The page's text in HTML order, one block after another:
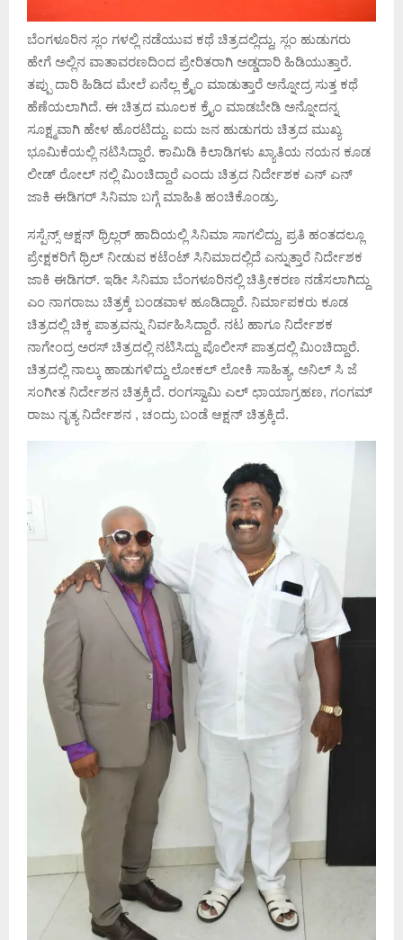
ಬೆಂಗಳೂರಿನ ಸ್ಲಂ ಗಳಲ್ಲಿ ನಡೆಯುವ ಕಥೆ ಚಿತ್ರದಲ್ಲಿದ್ದು, ಸ್ಲಂ ಹುಡುಗರು
ಹೇಗೆ ಅಲ್ಲಿನ ವಾತಾವರಣದಿಂದ ಪ್ರೇರಿತರಾಗಿ ಅಡ್ಡದಾರಿ ಹಿಡಿಯುತ್ತಾರೆ.
ತಪ್ಪು ದಾರಿ ಹಿಡಿದ ಮೇಲೆ ಏನೆಲ್ಲ ಕ್ರೈಂ ಮಾಡುತ್ತಾರೆ ಅನ್ನೋದ್ರ ಸುತ್ತ ಕಥೆ
ಹೆಣೆಯಲಾಗಿದೆ. ಈ ಚಿತ್ರದ ಮೂಲಕ ಕ್ರೈಂ ಮಾಡಬೇಡಿ ಅನ್ನೋದನ್ನ
ಸೂಕ್ಷ್ಮವಾಗಿ ಹೇಳ ಹೊರಟಿದ್ದು. ಐದು ಜನ ಹುಡುಗರು ಚಿತ್ರದ ಮುಖ್ಯ
ಭೂಮಿಕೆಯಲ್ಲಿ ನಟಿಸಿದ್ದಾರೆ. ಕಾಮಿಡಿ ಕಿಲಾಡಿಗಳು ಖ್ಯಾತಿಯ ನಯನ ಕೂಡ
ಲೀಡ್ ರೋಲ್ ನಲ್ಲಿ ಮಿಂಚಿದ್ದಾರೆ ಎಂದು ಚಿತ್ರದ ನಿರ್ದೇಶಕ ಎನ್ ಎನ್
ಜಾಕಿ ಈಡಿಗರ್ ಸಿನಿಮಾ ಬಗ್ಗೆ ಮಾಹಿತಿ ಹಂಚಿಕೊಂಡ್ರು.
ಸಸ್ಪೆನ್ಸ್ ಆಕ್ಷನ್ ಥ್ರಿಲ್ಲರ್ ಹಾದಿಯಲ್ಲಿ ಸಿನಿಮಾ ಸಾಗಲಿದ್ದು, ಪ್ರತಿ ಹಂತದಲ್ಲೂ
ಪ್ರೇಕ್ಷಕರಿಗೆ ಥ್ರಿಲ್ ನೀಡುವ ಕಟೆಂಟ್ ಸಿನಿಮಾದಲ್ಲಿದೆ ಎನ್ನುತ್ತಾರೆ ನಿರ್ದೇಶಕ
ಜಾಕಿ ಈಡಿಗರ್. ಇಡೀ ಸಿನಿಮಾ ಬೆಂಗಳೂರಿನಲ್ಲಿ ಚಿತ್ರೀಕರಣ ನಡೆಸಲಾಗಿದ್ದು
ಎಂ ನಾಗರಾಜು ಚಿತ್ರಕ್ಕೆ ಬಂಡವಾಳ ಹೂಡಿದ್ದಾರೆ. ನಿರ್ಮಾಪಕರು ಕೂಡ
ಚಿತ್ರದಲ್ಲಿ ಚಿಕ್ಕ ಪಾತ್ರವನ್ನು ನಿರ್ವಹಿಸಿದ್ದಾರೆ. ನಟ ಹಾಗೂ ನಿರ್ದೇಶಕ
ನಾಗೇಂದ್ರ ಅರಸ್ ಚಿತ್ರದಲ್ಲಿ ನಟಿಸಿದ್ದು ಪೊಲೀಸ್ ಪಾತ್ರದಲ್ಲಿ ಮಿಂಚಿದ್ದಾರೆ.
ಚಿತ್ರದಲ್ಲಿ ನಾಲ್ಕು ಹಾಡುಗಳಿದ್ದು ಲೋಕಲ್ ಲೋಕಿ ಸಾಹಿತ್ಯ, ಅನಿಲ್ ಸಿ ಜೆ
ಸಂಗೀತ ನಿರ್ದೇಶನ ಚಿತ್ರಕ್ಕಿದೆ. ರಂಗಸ್ವಾಮಿ ಎಲ್ ಛಾಯಾಗ್ರಹಣ, ಗಂಗಮ್
ರಾಜು ನೃತ್ಯ ನಿರ್ದೇಶನ , ಚಂದ್ರು ಬಂಡೆ ಆಕ್ಷನ್ ಚಿತ್ರಕ್ಕಿದೆ.